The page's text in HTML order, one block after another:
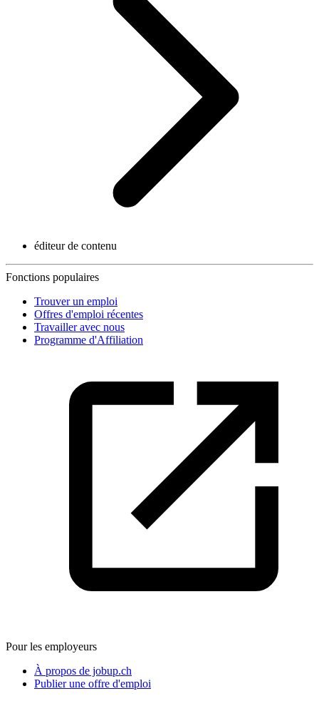
éditeur de contenu
Fonctions populaires
Trouver un emploi
Offres d'emploi récentes
Travailler avec nous
Programme d'Affiliation
Pour les employeurs
À propos de jobup.ch
Publier une offre d'emploi